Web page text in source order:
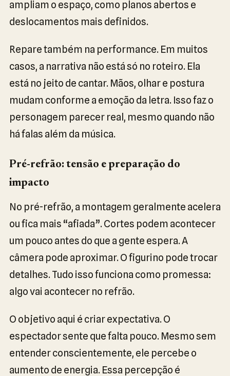
ampliam o espaço, como planos abertos e
deslocamentos mais definidos.
Repare também na performance. Em muitos
casos, a narrativa não está só no roteiro. Ela
está no jeito de cantar. Mãos, olhar e postura
mudam conforme a emoção da letra. Isso faz o
personagem parecer real, mesmo quando não
há falas além da música.
Pré-refrão: tensão e preparação do
impacto
No pré-refrão, a montagem geralmente acelera
ou fica mais “afiada”. Cortes podem acontecer
um pouco antes do que a gente espera. A
câmera pode aproximar. O figurino pode trocar
detalhes. Tudo isso funciona como promessa:
algo vai acontecer no refrão.
O objetivo aqui é criar expectativa. O
espectador sente que falta pouco. Mesmo sem
entender conscientemente, ele percebe o
aumento de energia. Essa percepção é